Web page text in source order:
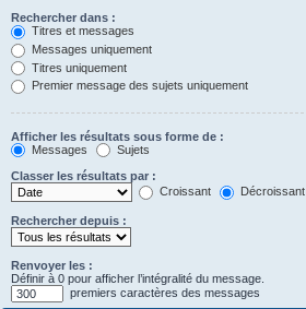
Rechercher dans :
Titres et messages
Messages uniquement
Titres uniquement
Premier message des sujets uniquement
Afficher les résultats sous forme de :
Messages
Sujets
Classer les résultats par :
Croissant
Décroissant
Rechercher depuis :
Renvoyer les :
Définir à 0 pour afficher l’intégralité du message.
premiers caractères des messages